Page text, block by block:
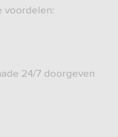
voordelen:
24/7 doorgeven